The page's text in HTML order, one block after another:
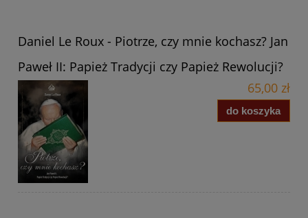
Daniel Le Roux - Piotrze, czy mnie kochasz? Jan
Paweł II: Papież Tradycji czy Papież Rewolucji?
65,00 zł
do koszyka